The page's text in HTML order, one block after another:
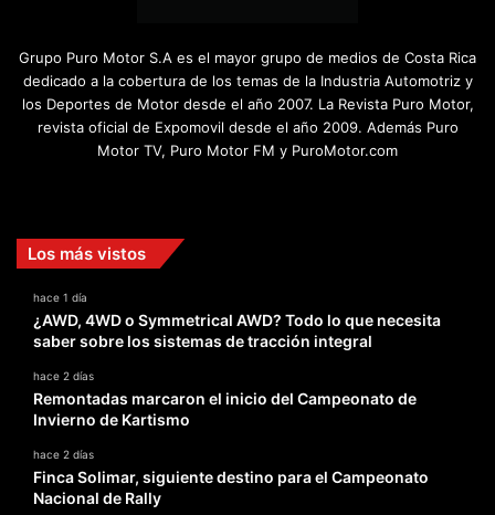
Grupo Puro Motor S.A es el mayor grupo de medios de Costa Rica
dedicado a la cobertura de los temas de la Industria Automotriz y
los Deportes de Motor desde el año 2007. La Revista Puro Motor,
revista oficial de Expomovil desde el año 2009. Además Puro
Motor TV, Puro Motor FM y PuroMotor.com
Los más vistos
hace 1 día
¿AWD, 4WD o Symmetrical AWD? Todo lo que necesita
saber sobre los sistemas de tracción integral
hace 2 días
Remontadas marcaron el inicio del Campeonato de
Invierno de Kartismo
hace 2 días
Finca Solimar, siguiente destino para el Campeonato
Nacional de Rally